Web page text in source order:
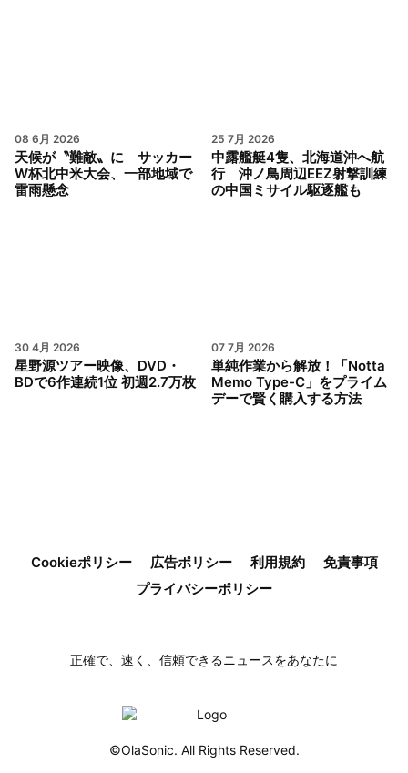
08 6月 2026
天候が〝難敵〟に サッカー
W杯北中米大会、一部地域で
雷雨懸念
25 7月 2026
中露艦艇4隻、北海道沖へ航
行 沖ノ鳥周辺EEZ射撃訓練
の中国ミサイル駆逐艦も
30 4月 2026
星野源ツアー映像、DVD・
BDで6作連続1位 初週2.7万枚
07 7月 2026
単純作業から解放！「Notta
Memo Type-C」をプライム
デーで賢く購入する方法
Cookieポリシー 広告ポリシー 利用規約
免責事項
プライバシーポリシー
正確で、速く、信頼できるニュースをあなたに
©OlaSonic. All Rights Reserved.